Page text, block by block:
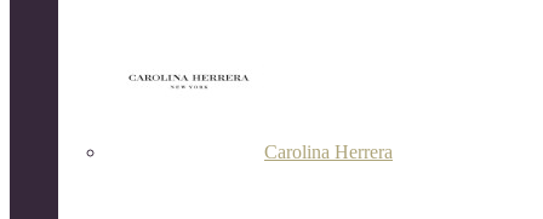
Carolina Herrera